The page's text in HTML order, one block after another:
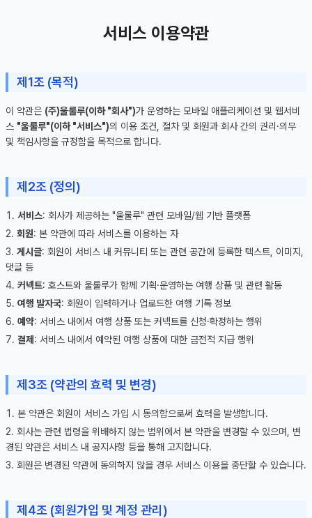
서비스 이용약관
제1조 (목적)
이 약관은 (주)울룰루(이하 "회사")가 운영하는 모바일 애플리케이션 및 웹서비
스 "울룰루"(이하 "서비스")의 이용 조건, 절차 및 회원과 회사 간의 권리·의무
및 책임사항을 규정함을 목적으로 합니다.
제2조 (정의)
서비스: 회사가 제공하는 "울룰루" 관련 모바일/웹 기반 플랫폼
회원: 본 약관에 따라 서비스를 이용하는 자
게시글: 회원이 서비스 내 커뮤니티 또는 관련 공간에 등록한 텍스트, 이미지,
댓글 등
커넥트: 호스트와 울룰루가 함께 기획·운영하는 여행 상품 및 관련 활동
여행 발자국: 회원이 입력하거나 업로드한 여행 기록 정보
예약: 서비스 내에서 여행 상품 또는 커넥트를 신청·확정하는 행위
결제 : 서비스 내에서 예약된 여행 상품에 대한 금전적 지급 행위
제3조 (약관의 효력 및 변경)
본 약관은 회원이 서비스 가입 시 동의함으로써 효력을 발생합니다.
회사는 관련 법령을 위배하지 않는 범위에서 본 약관을 변경할 수 있으며, 변
경된 약관은 서비스 내 공지사항 등을 통해 고지합니다.
회원은 변경된 약관에 동의하지 않을 경우 서비스 이용을 중단할 수 있습니다.
제4조 (회원가입 및 계정 관리)